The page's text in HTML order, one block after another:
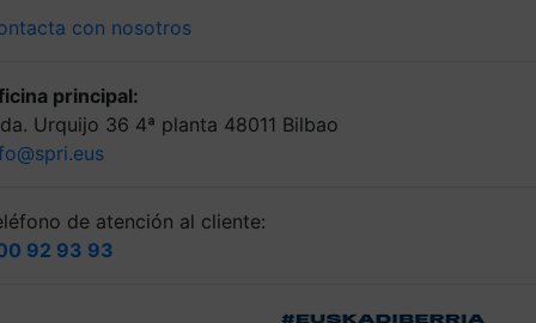
con nosotros
principal:
Urquijo 36 4ª planta 48011 Bilbao
de atención al cliente:
92 93 93